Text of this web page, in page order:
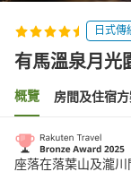
日式傳
有馬溫泉月光
概覽 房間及住宿
座落在落葉山及瀧